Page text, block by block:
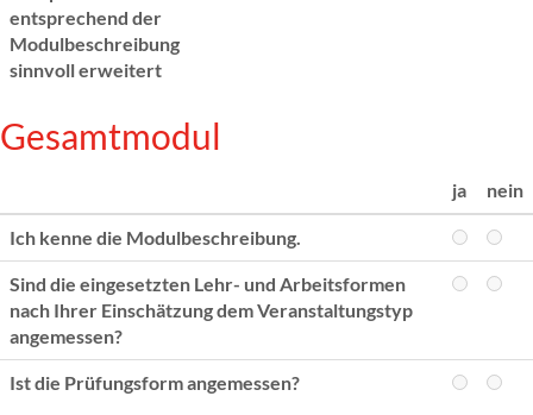
entsprechend der
Modulbeschreibung
sinnvoll erweitert
Gesamtmodul
ja nein
Ich kenne die Modulbeschreibung.
Sind die eingesetzten Lehr- und Arbeitsformen
nach Ihrer Einschätzung dem Veranstaltungstyp
angemessen?
Ist die Prüfungsform angemessen?